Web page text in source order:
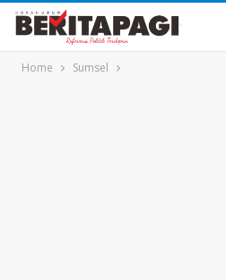
Home Sumsel